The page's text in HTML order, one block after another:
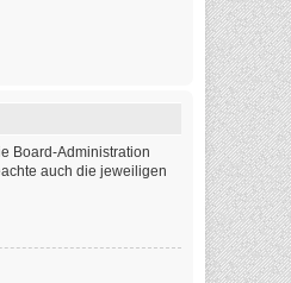
Board-Administration
auch die jeweiligen